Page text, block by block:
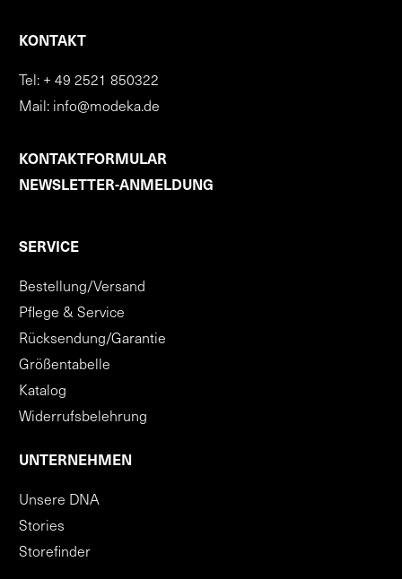
KONTAKT
Tel: + 49 2521 850322
Mail: info@modeka.de
KONTAKTFORMULAR
NEWSLETTER-ANMELDUNG
SERVICE
Bestellung/Versand
Pflege & Service
Rücksendung/Garantie
Größentabelle
Katalog
Widerrufsbelehrung
UNTERNEHMEN
Unsere DNA
Stories
Storefinder